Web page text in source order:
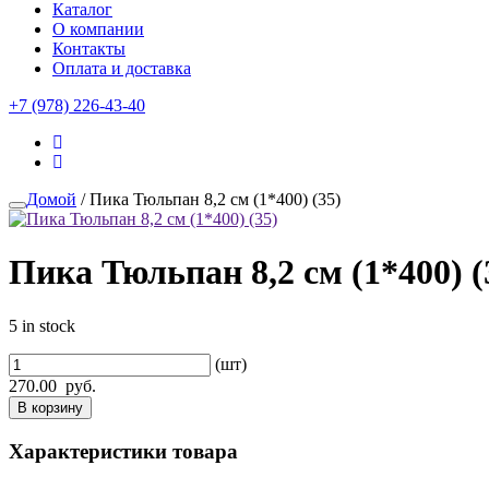
Каталог
О компании
Контакты
Оплата и доставка
+7 (978) 226-43-40
Домой / Пика Тюльпан 8,2 см (1*400) (35)
Пика Тюльпан 8,2 см (1*400)
5 in stock
(шт)
270.00 руб.
В корзину
Характеристики товара